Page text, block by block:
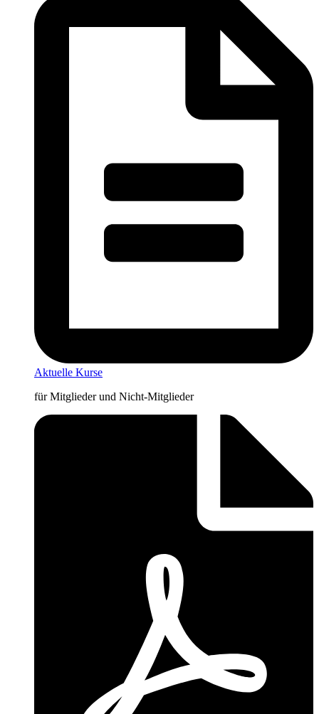
Aktuelle Kurse
für Mitglieder und Nicht-Mitglieder